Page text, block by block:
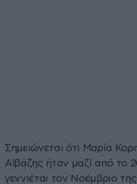
Σημειώνεται ότι Μαρία
Αϊβάζης ήταν μαζί από το
γεννιέται τον Νοέμβριο